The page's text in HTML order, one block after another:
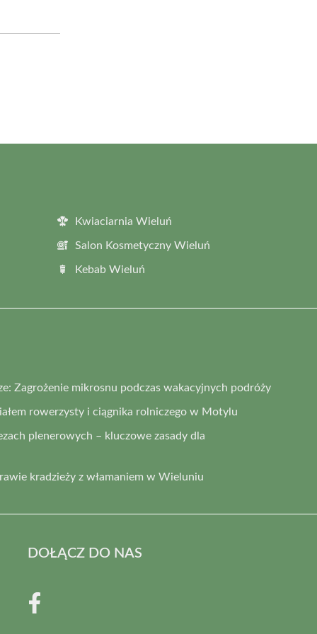
Kwiaciarnia Wieluń
Salon Kosmetyczny Wieluń
Kebab Wieluń
Zagrożenie mikrosnu podczas wakacyjnych podróży
rowerzysty i ciągnika rolniczego w Motylu
plenerowych – kluczowe zasady dla
kradzieży z włamaniem w Wieluniu
DOŁĄCZ DO NAS